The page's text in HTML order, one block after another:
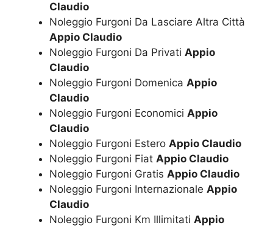
Claudio
Noleggio Furgoni Da Lasciare Altra Città
Appio Claudio
Noleggio Furgoni Da Privati Appio
Claudio
Noleggio Furgoni Domenica Appio
Claudio
Noleggio Furgoni Economici Appio
Claudio
Noleggio Furgoni Estero Appio Claudio
Noleggio Furgoni Fiat Appio Claudio
Noleggio Furgoni Gratis Appio Claudio
Noleggio Furgoni Internazionale Appio
Claudio
Noleggio Furgoni Km Illimitati Appio